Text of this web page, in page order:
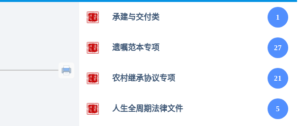
承建与交付类 1
遗嘱范本专项 27
农村继承协议专项 21
人生全周期法律文件 5